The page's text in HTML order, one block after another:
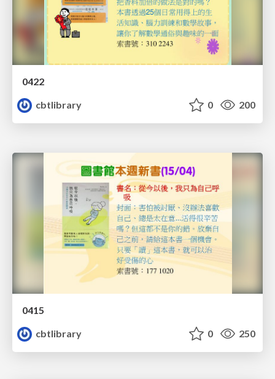
0422
cbtlibrary
0 200
0415
cbtlibrary
0 250